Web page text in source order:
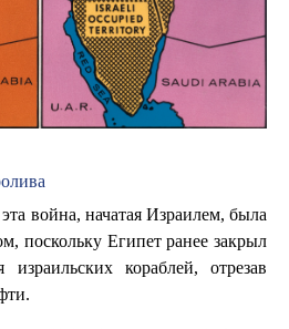
война, начатая Израилем, была
поскольку Египет ранее закрыл
кораблей, отрезав